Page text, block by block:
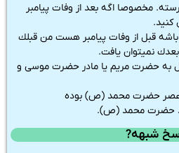
مخصوصا اگه بعد از وفات پيامبر
قبل از وفات پيامبر هست من قبلك
نميتوان يافت.
به حضرت مريم يا مادر حضرت موسی و
عصر حضرت محمد (ص) بوده
حضرت محمد (ص).
شبهه?